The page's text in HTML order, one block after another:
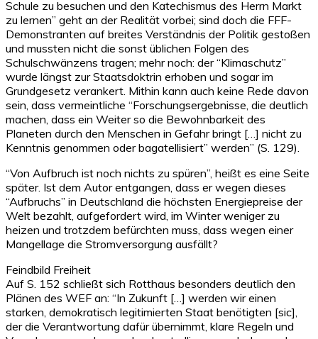
Schule zu besuchen und den Katechismus des Herrn Markt
zu lernen” geht an der Realität vorbei; sind doch die FFF-
Demonstranten auf breites Verständnis der Politik gestoßen
und mussten nicht die sonst üblichen Folgen des
Schulschwänzens tragen; mehr noch: der “Klimaschutz”
wurde längst zur Staatsdoktrin erhoben und sogar im
Grundgesetz verankert. Mithin kann auch keine Rede davon
sein, dass vermeintliche “Forschungsergebnisse, die deutlich
machen, dass ein Weiter so die Bewohnbarkeit des
Planeten durch den Menschen in Gefahr bringt […] nicht zu
Kenntnis genommen oder bagatellisiert” werden” (S. 129).
“Von Aufbruch ist noch nichts zu spüren”, heißt es eine Seite
später. Ist dem Autor entgangen, dass er wegen dieses
“Aufbruchs” in Deutschland die höchsten Energiepreise der
Welt bezahlt, aufgefordert wird, im Winter weniger zu
heizen und trotzdem befürchten muss, dass wegen einer
Mangellage die Stromversorgung ausfällt?
Feindbild Freiheit
Auf S. 152 schließt sich Rotthaus besonders deutlich den
Plänen des WEF an: “In Zukunft […] werden wir einen
starken, demokratisch legitimierten Staat benötigten [sic],
der die Verantwortung dafür übernimmt, klare Regeln und